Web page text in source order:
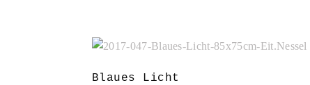
Blaues Licht